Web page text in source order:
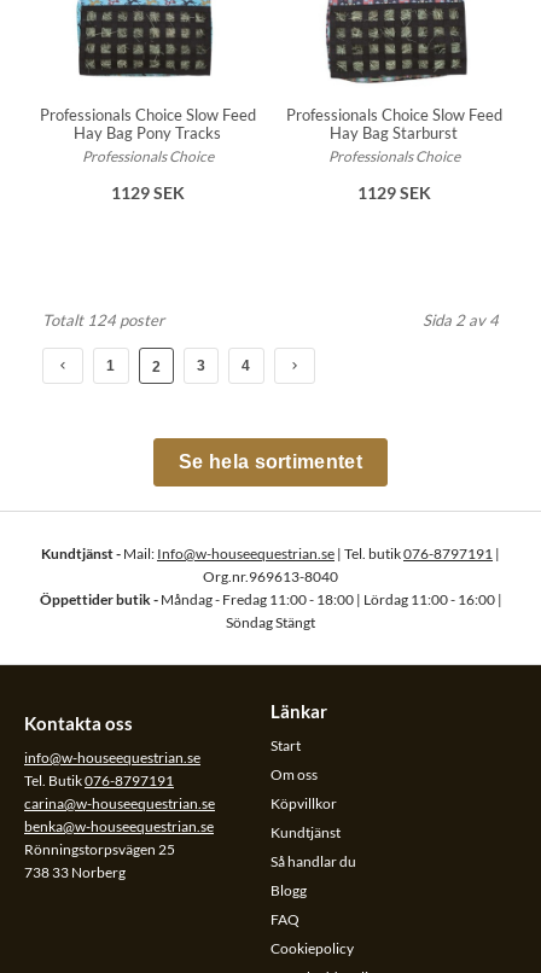
Professionals Choice Slow Feed
Hay Bag Pony Tracks
Professionals Choice
1129 SEK
Professionals Choice Slow Feed
Hay Bag Starburst
Professionals Choice
1129 SEK
Totalt 124 poster Sida 2 av 4
1 2 3 4
Se hela sortimentet
Kundtjänst - Mail: Info@w-houseequestrian.se | Tel. butik076-8797191 |
Org.nr.969613-8040
Öppettider butik - Måndag - Fredag 11:00 - 18:00 | Lördag 11:00 - 16:00 |
Söndag Stängt
Kontakta oss
info@w-houseequestrian.se
Tel. Butik076-8797191
carina@w-houseequestrian.se
benka@w-houseequestrian.se
Rönningstorpsvägen 25
738 33 Norberg
Länkar
Start
Om oss
Köpvillkor
Kundtjänst
Så handlar du
Blogg
FAQ
Cookiepolicy